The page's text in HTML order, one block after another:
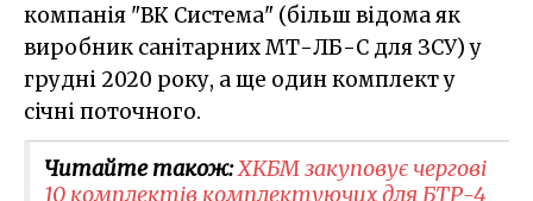
компанія "ВК Система" (більш відома як
виробник санітарних МТ-ЛБ-С для ЗСУ) у
грудні 2020 року, а ще один комплект у
січні поточного.
Читайте також:ХКБМ закуповує чергові
10 комплектів комплектуючих для БТР-4